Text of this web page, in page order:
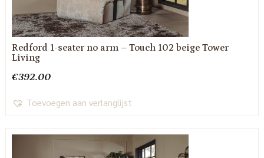
Redford 1-seater no arm – Touch 102 beige Tower
Living
€392.00
Toevoegen aan verlanglijst